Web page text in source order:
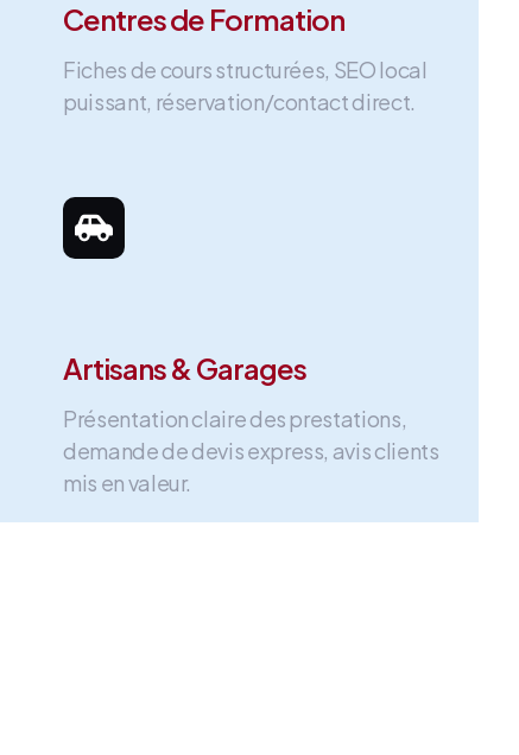
Centres de Formation
Fiches de cours structurées, SEO local
puissant, réservation/contact direct.
Artisans & Garages
Présentation claire des prestations,
demande de devis express, avis clients
mis en valeur.